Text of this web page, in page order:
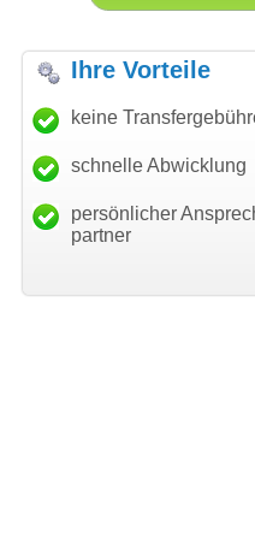
schnellen
Service!"
Thomas Schäfer
GmbH
"Ich bin
haben.
mein
Ihre Vorteile
keine
schnelle Abwicklung
persönlicher
partner